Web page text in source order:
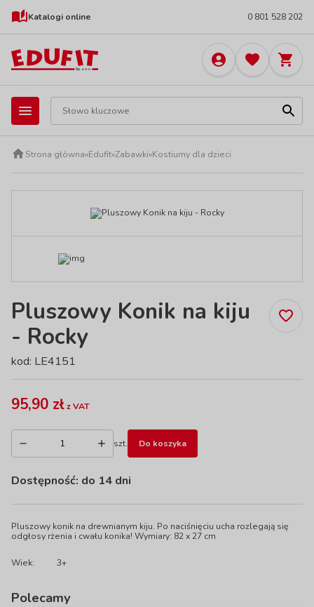
Katalogi online 0 801 528 202
Strona główna»Edufit»Zabawki»Kostiumy dla dzieci
Pluszowy Konik na kiju
- Rocky
kod: LE4151
95,90 złz VAT
szt. Do koszyka
Dostępność: do 14 dni
Pluszowy konik na drewnianym kiju. Po naciśnięciu ucha rozlegają się
odgłosy rżenia i cwału konika! Wymiary: 82 x 27 cm
Wiek: 3+
Polecamy